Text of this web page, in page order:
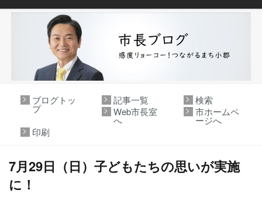
ブログトッ
プ
記事一覧
検索
Web市長室
へ
市ホームペ
ージへ
印刷
7月29日（日）子どもたちの思いが実施
に！